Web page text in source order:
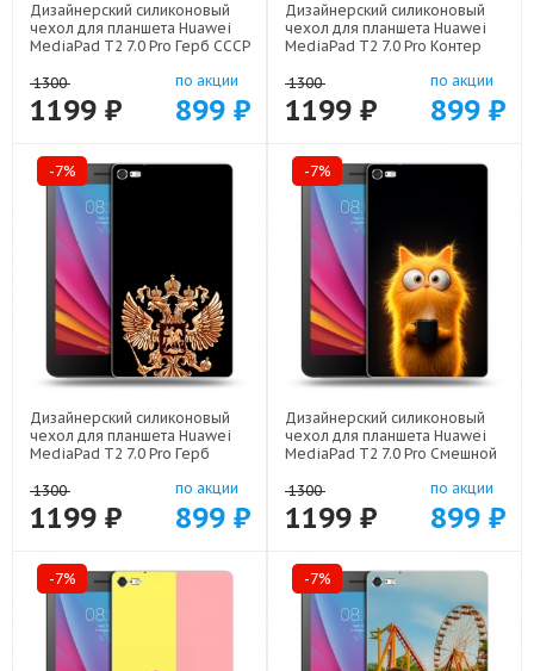
Дизайнерский силиконовый
чехол для планшета Huawei
MediaPad T2 7.0 Pro Герб СССР
1300
1199 ₽
по акции
899 ₽
Дизайнерский силиконовый
чехол для планшета Huawei
MediaPad T2 7.0 Pro Контер
22285
1300
1199 ₽
по акции
899 ₽
-7%
Дизайнерский силиконовый
чехол для планшета Huawei
MediaPad T2 7.0 Pro Герб
1300
1199 ₽
по акции
899 ₽
-7%
Дизайнерский силиконовый
чехол для планшета Huawei
MediaPad T2 7.0 Pro Смешной
1300
1199 ₽
по акции
899 ₽
-7% -7%